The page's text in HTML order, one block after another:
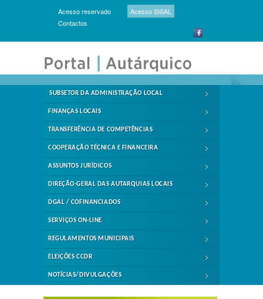
Acesso reservado
Acesso SISAL
Contactos
SUBSETOR DA ADMINISTRAÇÃO LOCAL
FINANÇAS LOCAIS
TRANSFERÊNCIA DE COMPETÊNCIAS
COOPERAÇÃO TÉCNICA E FINANCEIRA
ASSUNTOS JURÍDICOS
DIREÇÃO-GERAL DAS AUTARQUIAS LOCAIS
DGAL / COFINANCIADOS
SERVIÇOS ON-LINE
REGULAMENTOS MUNICIPAIS
ELEIÇÕES CCDR
NOTÍCIAS/DIVULGAÇÕES